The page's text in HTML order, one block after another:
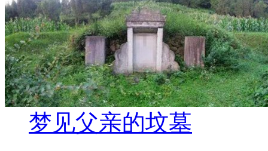
梦见父亲的坟墓